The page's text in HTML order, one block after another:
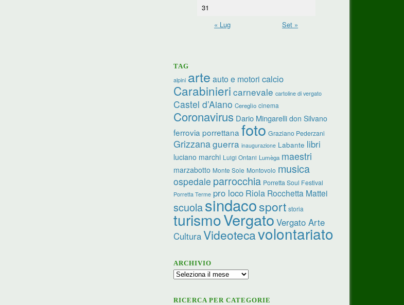
31
« Lug
Set »
TAG
alpini arte auto e motori calcio
Carabinieri carnevale cartoline di vergato
Castel d’Aiano Cereglio cinema
Coronavirus Dario Mingarelli don Silvano
ferrovia porrettana foto Graziano Pederzani
Grizzanaguerra inaugurazione Labante libri
luciano marchi Luigi Ontani Lumèga maestri
marzabotto Monte Sole Montovolo musica
ospedale parrocchia Porretta Soul Festival
Porretta Terme pro loco Riola Rocchetta Mattei
scuolasindacosport storia
turismoVergato Vergato Arte
CulturaVideotecavolontariato
ARCHIVIO
Archivio
RICERCA PER CATEGORIE